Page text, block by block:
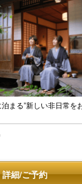
まる”新しい非日常を
詳細/ご予約